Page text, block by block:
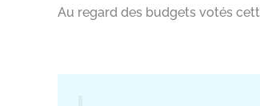
Au regard des budgets votés